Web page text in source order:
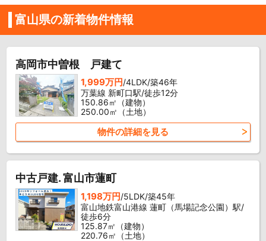
富山県の新着物件情報
高岡市中曽根 戸建て
1,999万円/4LDK/築46年
万葉線 新町口駅/徒歩12分
150.86㎡（建物）
250.00㎡（土地）
物件の詳細を見る
中古戸建. 富山市蓮町
1,198万円/5LDK/築45年
富山地鉄富山港線 蓮町（馬場記念公園）駅/
徒歩6分
125.87㎡（建物）
220.76㎡（土地）